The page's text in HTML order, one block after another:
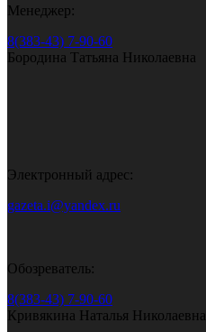
Менеджер:
8(383-43) 7-90-60
Бородина Татьяна Николаевна
Электронный адрес:
gazeta.i@yandex.ru
Обозреватель:
8(383-43) 7-90-60
Кривякина Наталья Николаевна